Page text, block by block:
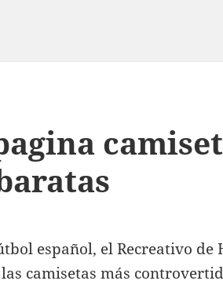
español, el Recreativo de
camisetas más